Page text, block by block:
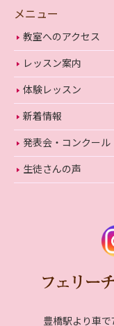
メニュー
教室へのアクセス
レッスン案内
体験レッスン
新着情報
発表会・コンクール
生徒さんの声
豊橋駅より車